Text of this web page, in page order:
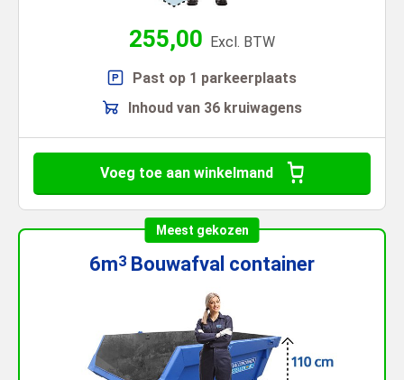
255,00 Excl. BTW
Past op 1 parkeerplaats
Inhoud van 36 kruiwagens
Voeg toe aan winkelmand
Meest gekozen
6m3 Bouwafval container